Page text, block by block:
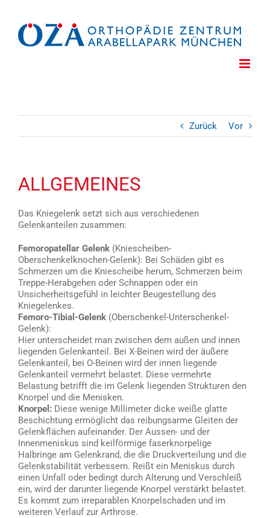
springen
Zurück Vor
ALLGEMEINES
Das Kniegelenk setzt sich aus verschiedenen
Gelenkanteilen zusammen:
Femoropatellar Gelenk (Kniescheiben-
Oberschenkelknochen-Gelenk): Bei Schäden gibt es
Schmerzen um die Kniescheibe herum, Schmerzen beim
Treppe-Herabgehen oder Schnappen oder ein
Unsicherheitsgefühl in leichter Beugestellung des
Kniegelenkes.
Femoro-Tibial-Gelenk (Oberschenkel-Unterschenkel-
Gelenk):
Hier unterscheidet man zwischen dem außen und innen
liegenden Gelenkanteil. Bei X-Beinen wird der äußere
Gelenkanteil, bei O-Beinen wird der innen liegende
Gelenkanteil vermehrt belastet. Diese vermehrte
Belastung betrifft die im Gelenk liegenden Strukturen den
Knorpel und die Menisken.
Knorpel: Diese wenige Millimeter dicke weiße glatte
Beschichtung ermöglicht das reibungsarme Gleiten der
Gelenkflächen aufeinander. Der Aussen- und der
Innenmeniskus sind keilförmige faserknorpelige
Halbringe am Gelenkrand, die die Druckverteilung und die
Gelenkstabilität verbessern. Reißt ein Meniskus durch
einen Unfall oder bedingt durch Alterung und Verschleiß
ein, wird der darunter liegende Knorpel verstärkt belastet.
Es kommt zum irreparablen Knorpelschaden und im
weiteren Verlauf zur Arthrose.